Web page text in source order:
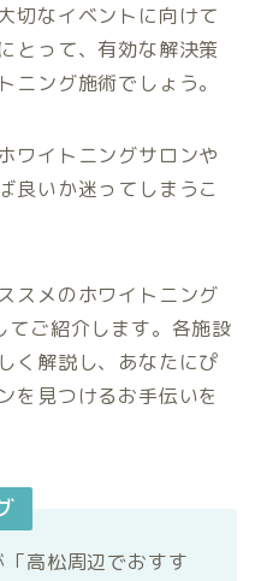
切なイベントに向けて
とって、有効な解決策
ニング施術でしょう。
ワイトニングサロンや
良いか迷ってしまうこ
スメのホワイトニング
ご紹介します。各施設
く解説し、あなたにぴ
を見つけるお手伝いを
高松周辺でおすす